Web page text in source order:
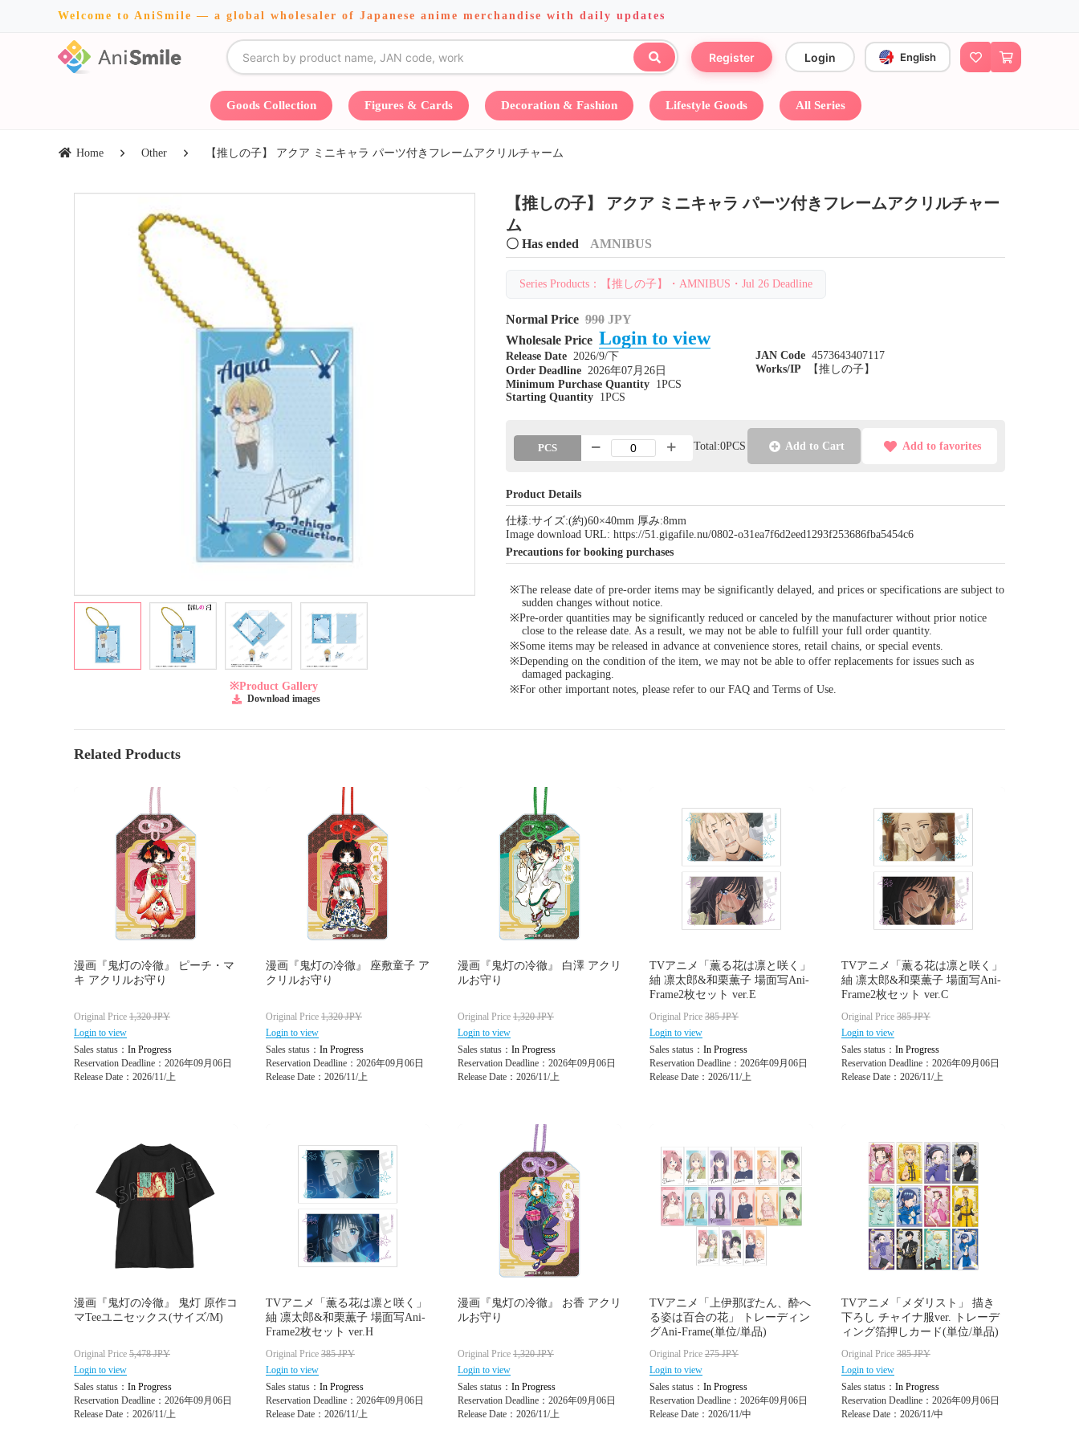
Welcome to AniSmile — a global wholesaler of Japanese anime merchandise with daily updates
Register Login English
Goods Collection Figures & Cards Decoration & Fashion Lifestyle Goods All Series
Home Other 【推しの子】 アクア ミニキャラ パーツ付きフレームアクリルチャーム
※Product Gallery
Download images
【推しの子】 アクア ミニキャラ パーツ付きフレームアクリルチャー
ム
〇 Has ended AMNIBUS
Series Products：【推しの子】・AMNIBUS・Jul 26 Deadline
Normal Price 990 JPY
Wholesale Price Login to view
Release Date 2026/9/下
Order Deadline 2026年07月26日
Minimum Purchase Quantity
1PCS
Starting Quantity
1PCS
JAN Code 4573643407117
Works/IP
【推しの子】
PCS Total:0PCS Add to Cart Add to favorites
Product Details
仕様:サイズ:(約)60×40mm 厚み:8mm
Image download URL: https://51.gigafile.nu/0802-o31ea7f6d2eed1293f253686fba5454c6
Precautions for booking purchases
※The release date of pre-order items may be significantly delayed, and prices or specifications are subject to
sudden changes without notice.
※Pre-order quantities may be significantly reduced or canceled by the manufacturer without prior notice
close to the release date. As a result, we may not be able to fulfill your full order quantity.
※Some items may be released in advance at convenience stores, retail chains, or special events.
※Depending on the condition of the item, we may not be able to offer replacements for issues such as
damaged packaging.
※For other important notes, please refer to our FAQ and Terms of Use.
Related Products
漫画『鬼灯の冷徹』 ピーチ・マ
キ アクリルお守り
Original Price 1,320JPY
Login to view
Sales status： In Progress
Reservation Deadline：2026年09月06日
Release Date：2026/11/上
漫画『鬼灯の冷徹』 座敷童子 ア
クリルお守り
Original Price 1,320JPY
Login to view
Sales status： In Progress
Reservation Deadline：2026年09月06日
Release Date：2026/11/上
漫画『鬼灯の冷徹』 白澤 アクリ
ルお守り
Original Price 1,320JPY
Login to view
Sales status： In Progress
Reservation Deadline：2026年09月06日
Release Date：2026/11/上
TVアニメ「薫る花は凛と咲く」
紬 凛太郎&和栗薫子 場面写Ani-
Frame2枚セット ver.E
Original Price 385JPY
Login to view
Sales status： In Progress
Reservation Deadline：2026年09月06日
Release Date：2026/11/上
TVアニメ「薫る花は凛と咲く」
紬 凛太郎&和栗薫子 場面写Ani-
Frame2枚セット ver.C
Original Price 385JPY
Login to view
Sales status： In Progress
Reservation Deadline：2026年09月06日
Release Date：2026/11/上
漫画『鬼灯の冷徹』 鬼灯 原作コ
マTeeユニセックス(サイズ/M)
Original Price 5,478JPY
Login to view
Sales status： In Progress
Reservation Deadline：2026年09月06日
Release Date：2026/11/上
TVアニメ「薫る花は凛と咲く」
紬 凛太郎&和栗薫子 場面写Ani-
Frame2枚セット ver.H
Original Price 385JPY
Login to view
Sales status： In Progress
Reservation Deadline：2026年09月06日
Release Date：2026/11/上
漫画『鬼灯の冷徹』 お香 アクリ
ルお守り
Original Price 1,320JPY
Login to view
Sales status： In Progress
Reservation Deadline：2026年09月06日
Release Date：2026/11/上
TVアニメ「上伊那ぼたん、酔へ
る姿は百合の花」 トレーディン
グAni-Frame(単位/単品)
Original Price 275JPY
Login to view
Sales status： In Progress
Reservation Deadline：2026年09月06日
Release Date：2026/11/中
TVアニメ「メダリスト」 描き
下ろし チャイナ服ver. トレーデ
ィング箔押しカード(単位/単品)
Original Price 385JPY
Login to view
Sales status： In Progress
Reservation Deadline：2026年09月06日
Release Date：2026/11/中